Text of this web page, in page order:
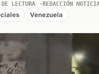
LECTURA REDACCIÓN
Venezuela